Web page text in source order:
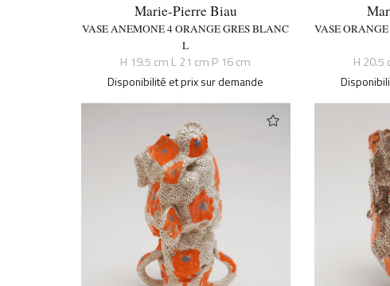
Marie-Pierre Biau
VASE ANEMONE 4 ORANGE GRES BLANC
L
H 19.5 cm L 21 cm P 16 cm
Disponibilité et prix sur demande
VASE
H 20.5